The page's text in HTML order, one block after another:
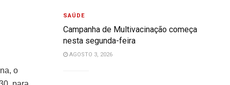
o
SAÚDE
Campanha de Multivacinação começa
nesta segunda-feira
AGOSTO 3, 2026